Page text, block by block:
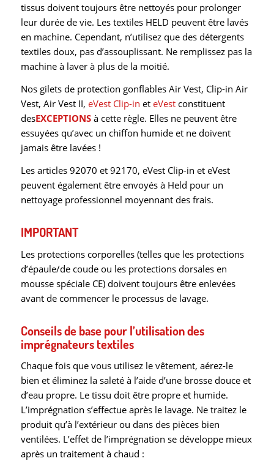
tissus doivent toujours être nettoyés pour prolonger
leur durée de vie. Les textiles HELD peuvent être lavés
en machine. Cependant, n’utilisez que des détergents
textiles doux, pas d’assouplissant. Ne remplissez pas la
machine à laver à plus de la moitié.
Nos gilets de protection gonflables Air Vest, Clip-in Air
Vest, Air Vest II, eVest Clip-in et eVestconstituent
desEXCEPTIONSà cette règle. Elles ne peuvent être
essuyées qu’avec un chiffon humide et ne doivent
jamais être lavées !
Les articles 92070 et 92170, eVest Clip-in et eVest
peuvent également être envoyés à Held pour un
nettoyage professionnel moyennant des frais.
IMPORTANT
Les protections corporelles (telles que les protections
d’épaule/de coude ou les protections dorsales en
mousse spéciale CE) doivent toujours être enlevées
avant de commencer le processus de lavage.
Conseils de base pour l’utilisation des
imprégnateurs textiles
Chaque fois que vous utilisez le vêtement, aérez-le
bien et éliminez la saleté à l’aide d’une brosse douce et
d’eau propre. Le tissu doit être propre et humide.
L’imprégnation s’effectue après le lavage. Ne traitez le
produit qu’à l’extérieur ou dans des pièces bien
ventilées. L’effet de l’imprégnation se développe mieux
après un traitement à chaud :